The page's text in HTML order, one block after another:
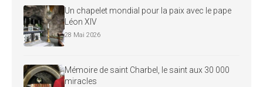
Un chapelet mondial pour la paix avec le pape
Léon XIV
28 Mai 2026
Mémoire de saint Charbel, le saint aux 30 000
miracles